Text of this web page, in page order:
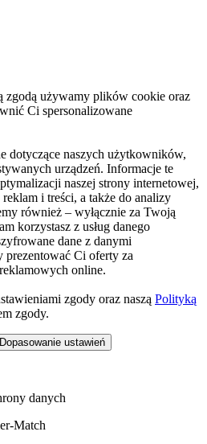
zgodą używamy plików cookie oraz
Ci spersonalizowane
dotyczące naszych użytkowników,
urządzeń. Informacje te
naszej strony internetowej,
i treści, a także do analizy
również – wyłącznie za Twoją
korzystasz z usług danego
dane z danymi
prezentować Ci oferty za
online.
zgody oraz naszą Polityką
zgody.
Dopasowanie ustawień
danych
Match